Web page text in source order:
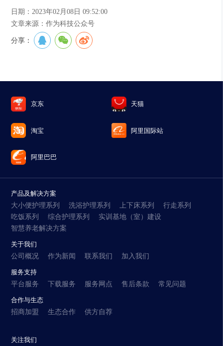
日期：2023年02月08日 09:52:00
文章来源：作为科技公众号
分享：
京东 天猫
淘宝 阿里国际站
阿里巴巴
产品及解决方案
大小便护理系列
洗浴护理系列 上下床系列
行走系列
吃饭系列
综合护理系列
实训基地（室）建设
智慧养老解决方案
关于我们
公司概况
作为新闻 联系我们 加入我们
服务支持
平台服务
下载服务 服务网点 售后条款 常见问题
合作与生态
招商加盟
生态合作 供方自荐
关注我们